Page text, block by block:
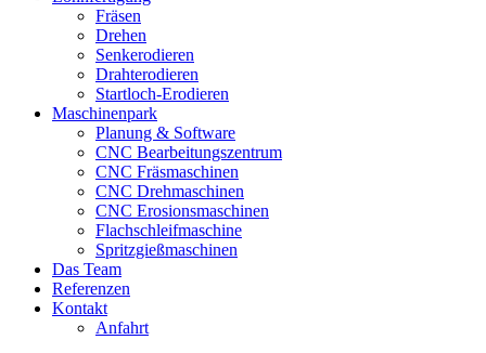
Fräsen
Drehen
Senkerodieren
Drahterodieren
Startloch-Erodieren
Maschinenpark
Planung & Software
CNC Bearbeitungszentrum
CNC Fräsmaschinen
CNC Drehmaschinen
CNC Erosionsmaschinen
Flachschleifmaschine
Spritzgießmaschinen
Das Team
Referenzen
Kontakt
Anfahrt